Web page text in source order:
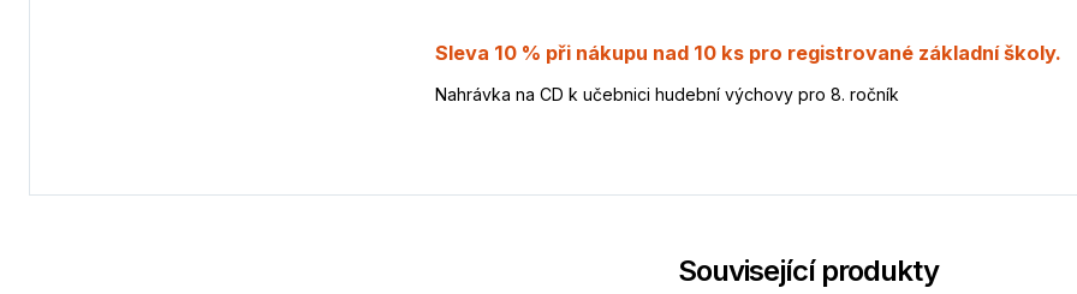
Sleva 10 % při nákupu nad 10 ks pro registrované základní školy.
Nahrávka na CD k učebnici hudební výchovy pro 8. ročník
Související produkty